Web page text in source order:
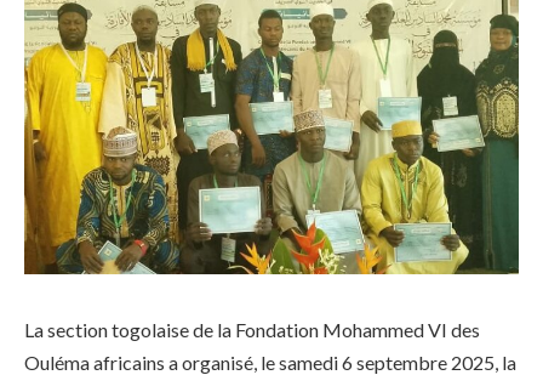
La section togolaise de la Fondation Mohammed VI des
Ouléma africains a organisé, le samedi 6 septembre 2025, la